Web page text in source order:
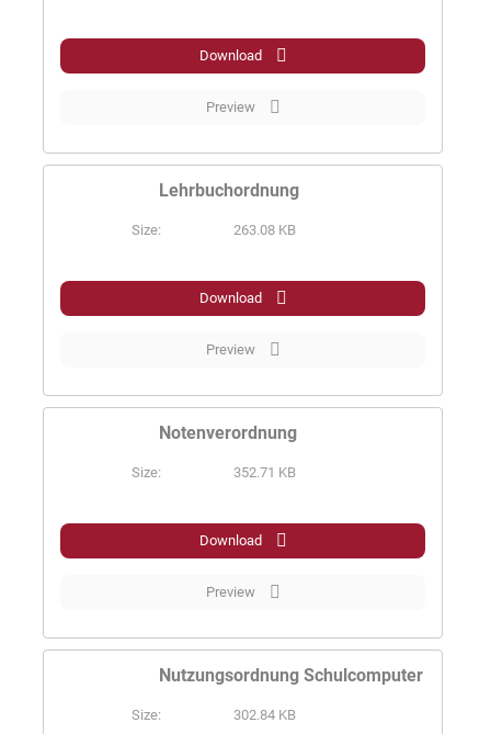
Download
Preview
Lehrbuchordnung
Size: 263.08 KB
Download
Preview
Notenverordnung
Size: 352.71 KB
Download
Preview
Nutzungsordnung Schulcomputer
Size: 302.84 KB